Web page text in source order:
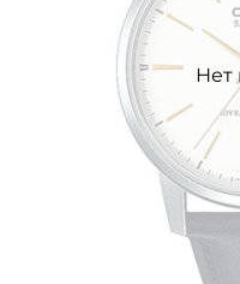
Нет